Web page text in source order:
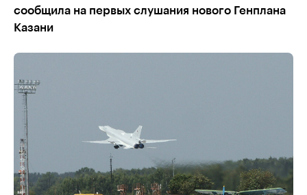
сообщила на первых слушания нового Генплана
Казани